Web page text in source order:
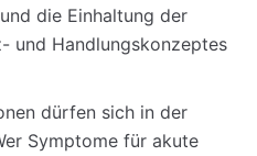
die Einhaltung der
und Handlungskonzeptes
dürfen sich in der
Symptome für akute